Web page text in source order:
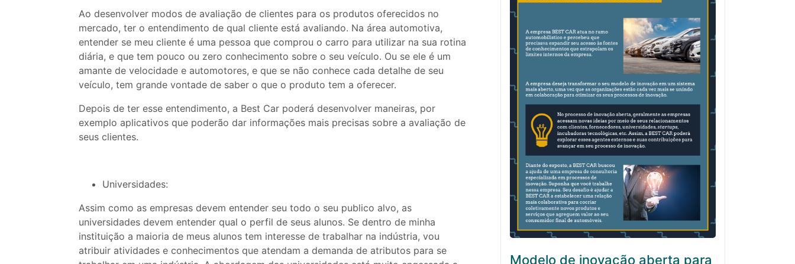
Ao desenvolver modos de avaliação de clientes para os produtos oferecidos no
mercado, ter o entendimento de qual cliente está avaliando. Na área automotiva,
entender se meu cliente é uma pessoa que comprou o carro para utilizar na sua rotina
diária, e que tem pouco ou zero conhecimento sobre o seu veículo. Ou se ele é um
amante de velocidade e automotores, e que se não conhece cada detalhe de seu
veículo, tem grande vontade de saber o que o produto tem a oferecer.
Depois de ter esse entendimento, a Best Car poderá desenvolver maneiras, por
exemplo aplicativos que poderão dar informações mais precisas sobre a avaliação de
seus clientes.
Universidades:
Assim como as empresas devem entender seu todo o seu publico alvo, as
universidades devem entender qual o perfil de seus alunos. Se dentro de minha
instituição a maioria de meus alunos tem interesse de trabalhar na indústria, vou
atribuir atividades e conhecimentos que atendam a demanda de atributos para se
Modelo de inovação aberta para